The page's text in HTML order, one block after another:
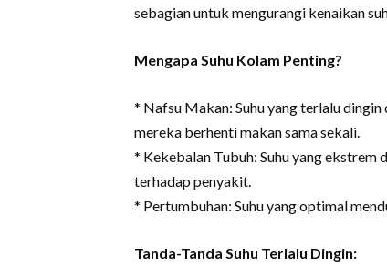
sebagian untuk mengurangi kenaikan
Mengapa Suhu Kolam Penting?
* Nafsu Makan: Suhu yang terlalu
mereka berhenti makan sama sekali.
* Kekebalan Tubuh: Suhu yang
terhadap penyakit.
* Pertumbuhan: Suhu yang optimal
Tanda-Tanda Suhu Terlalu Dingin: